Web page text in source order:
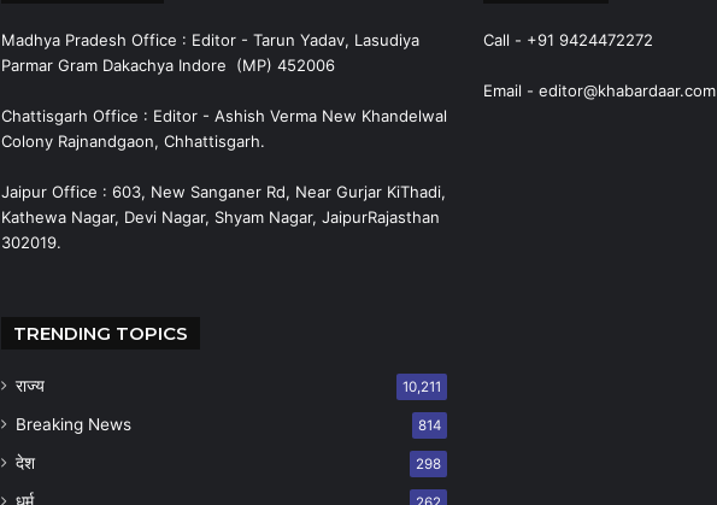
Madhya Pradesh Office : Editor - Tarun Yadav, Lasudiya
Parmar Gram Dakachya Indore (MP) 452006
Chattisgarh Office : Editor - Ashish Verma New Khandelwal
Colony Rajnandgaon, Chhattisgarh.
Jaipur Office : 603, New Sanganer Rd, Near Gurjar KiThadi,
Kathewa Nagar, Devi Nagar, Shyam Nagar, JaipurRajasthan
302019.
TRENDING TOPICS
राज्य 10,211
Breaking News 814
देश 298
Call - +91 9424472272
Email - editor@khabardaar.com